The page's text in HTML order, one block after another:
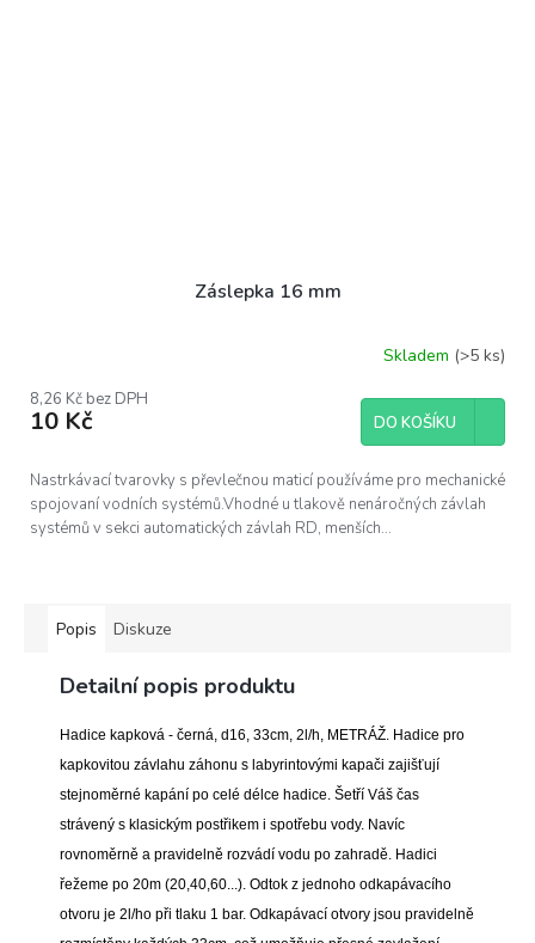
Záslepka 16 mm
Skladem (>5 ks)
8,26 Kč bez DPH
10 Kč DO KOŠÍKU
Nastrkávací tvarovky s převlečnou maticí používáme pro mechanické
spojovaní vodních systémů.Vhodné u tlakově nenáročných závlah
systémů v sekci automatických závlah RD, menších...
Popis Diskuze
Detailní popis produktu
Hadice kapková - černá, d16, 33cm, 2l/h, METRÁŽ. Hadice pro
kapkovitou závlahu záhonu s labyrintovými kapači zajišťují
stejnoměrné kapání po celé délce hadice. Šetří Váš čas
strávený s klasickým postřikem i spotřebu vody. Navíc
rovnoměrně a pravidelně rozvádí vodu po zahradě. Hadici
řežeme po 20m (20,40,60...). Odtok z jednoho odkapávacího
otvoru je 2l/ho při tlaku 1 bar. Odkapávací otvory jsou pravidelně